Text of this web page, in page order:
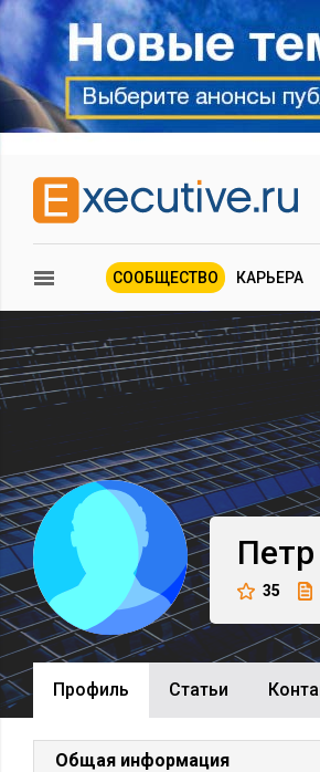
СООБЩЕСТВО КАРЬЕРА
Петр
35
Профиль Cтатьи
Общая информация